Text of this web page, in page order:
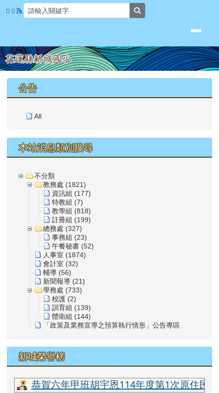
跳至主內容區
花蓮縣新城國小
上中區域內容
公告
All
本站消息類別搜尋
不分類
教務處 (1821)
資訊組 (177)
特教組 (7)
教學組 (818)
註冊組 (199)
總務處 (327)
事務組 (23)
午餐秘書 (52)
人事室 (1874)
會計室 (32)
輔導 (56)
新聞報導 (21)
學務處 (733)
校護 (2)
訓育組 (139)
體衛組 (144)
「政策及業務宣導之預算執行情形」公告專區
新城榮譽榜
恭賀六年甲班胡宇恩114年度第1次原住民
頁尾區域